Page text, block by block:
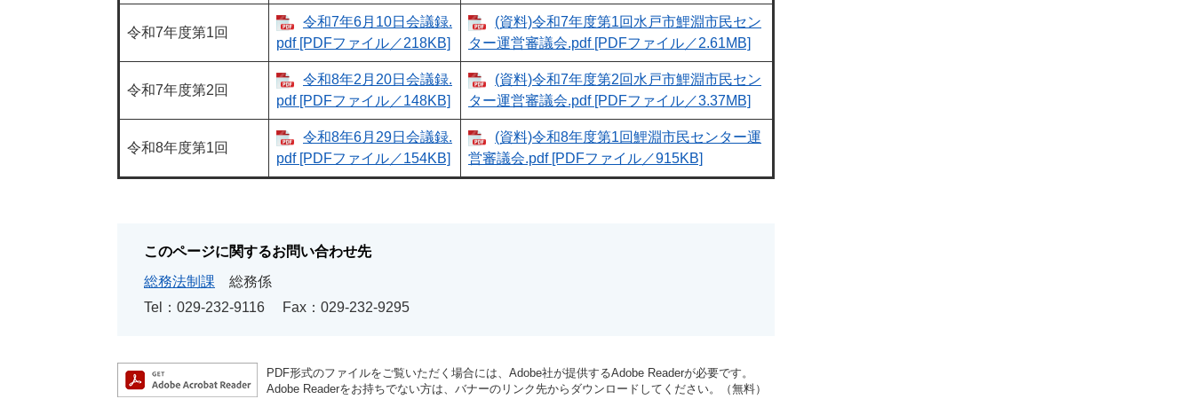
令和7年度第1回
令和7年6月10日会議録.
pdf [PDFファイル／218KB]
(資料)令和7年度第1回水戸市鯉淵市民セン
ター運営審議会.pdf [PDFファイル／2.61MB]
令和7年度第2回
令和8年2月20日会議録.
pdf [PDFファイル／148KB]
(資料)令和7年度第2回水戸市鯉淵市民セン
ター運営審議会.pdf [PDFファイル／3.37MB]
令和8年度第1回
令和8年6月29日会議録.
pdf [PDFファイル／154KB]
(資料)令和8年度第1回鯉淵市民センター運
営審議会.pdf [PDFファイル／915KB]
このページに関するお問い合わせ先
総務法制課
総務係
Tel：029-232-9116
Fax：029-232-9295
PDF形式のファイルをご覧いただく場合には、Adobe社が提供するAdobe Readerが必要です。
Adobe Readerをお持ちでない方は、バナーのリンク先からダウンロードしてください。（無料）